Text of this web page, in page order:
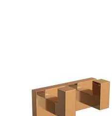
COMPRAR AGORA